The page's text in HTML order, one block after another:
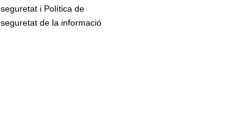
seguretat i Política de
seguretat de la informació